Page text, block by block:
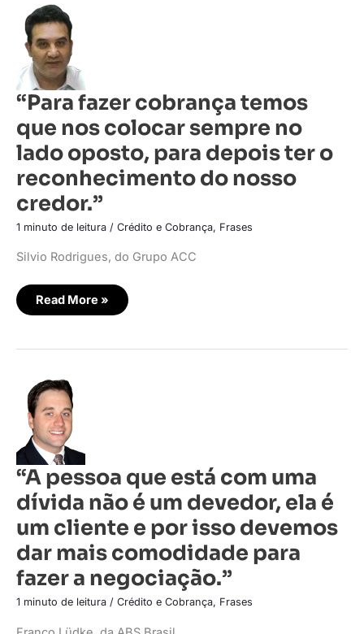
“Para fazer cobrança temos
que nos colocar sempre no
lado oposto, para depois ter o
reconhecimento do nosso
credor.”
1 minuto de leitura / Crédito e Cobrança, Frases
Silvio Rodrigues, do Grupo ACC
“Para
fazer
cobrança
temos
que
nos
colocar
sempre
no
lado
oposto,
para
depois
ter
reconhecimento
do
nosso
credor.”
Read More »
“A pessoa que está com uma
dívida não é um devedor, ela é
um cliente e por isso devemos
dar mais comodidade para
fazer a negociação.”
1 minuto de leitura / Crédito e Cobrança, Frases
“A
pessoa
que
está
com
uma
dívida
não
é
um
devedor,
ela
é
um
e
por
isso
devemos
dar
mais